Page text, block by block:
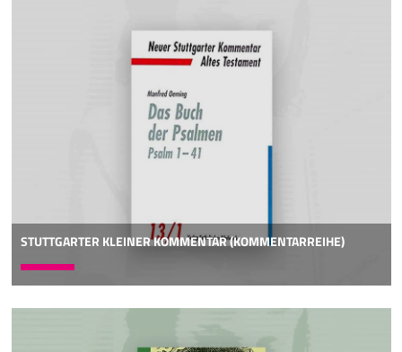
STUTTGARTER KLEINER KOMMENTAR (KOMMENTARREIHE)